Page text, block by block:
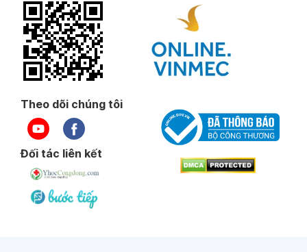
Theo dõi chúng tôi
Đối tác liên kết